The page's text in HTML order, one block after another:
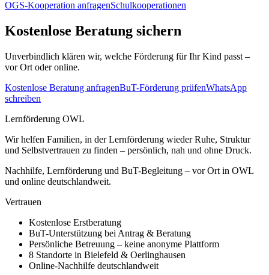
OGS-Kooperation anfragenSchulkooperationen
Kostenlose Beratung sichern
Unverbindlich klären wir, welche Förderung für Ihr Kind passt –
vor Ort oder online.
Kostenlose Beratung anfragenBuT-Förderung prüfenWhatsApp
schreiben
Lernförderung OWL
Wir helfen Familien, in der Lernförderung wieder Ruhe, Struktur
und Selbstvertrauen zu finden – persönlich, nah und ohne Druck.
Nachhilfe, Lernförderung und BuT-Begleitung – vor Ort in OWL
und online deutschlandweit.
Vertrauen
Kostenlose Erstberatung
BuT-Unterstützung bei Antrag & Beratung
Persönliche Betreuung – keine anonyme Plattform
8 Standorte in Bielefeld & Oerlinghausen
Online-Nachhilfe deutschlandweit